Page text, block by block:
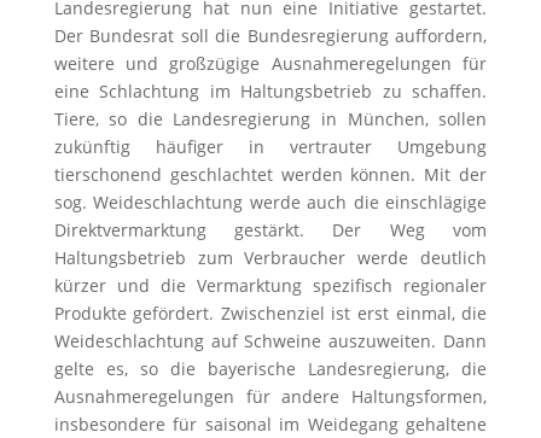
Landesregierung hat nun eine Initiative gestartet.
Der Bundesrat soll die Bundesregierung auffordern,
weitere und großzügige Ausnahmeregelungen für
eine Schlachtung im Haltungsbetrieb zu schaffen.
Tiere, so die Landesregierung in München, sollen
zukünftig häufiger in vertrauter Umgebung
tierschonend geschlachtet werden können. Mit der
sog. Weideschlachtung werde auch die einschlägige
Direktvermarktung gestärkt. Der Weg vom
Haltungsbetrieb zum Verbraucher werde deutlich
kürzer und die Vermarktung spezifisch regionaler
Produkte gefördert. Zwischenziel ist erst einmal, die
Weideschlachtung auf Schweine auszuweiten. Dann
gelte es, so die bayerische Landesregierung, die
Ausnahmeregelungen für andere Haltungsformen,
insbesondere für saisonal im Weidegang gehaltene